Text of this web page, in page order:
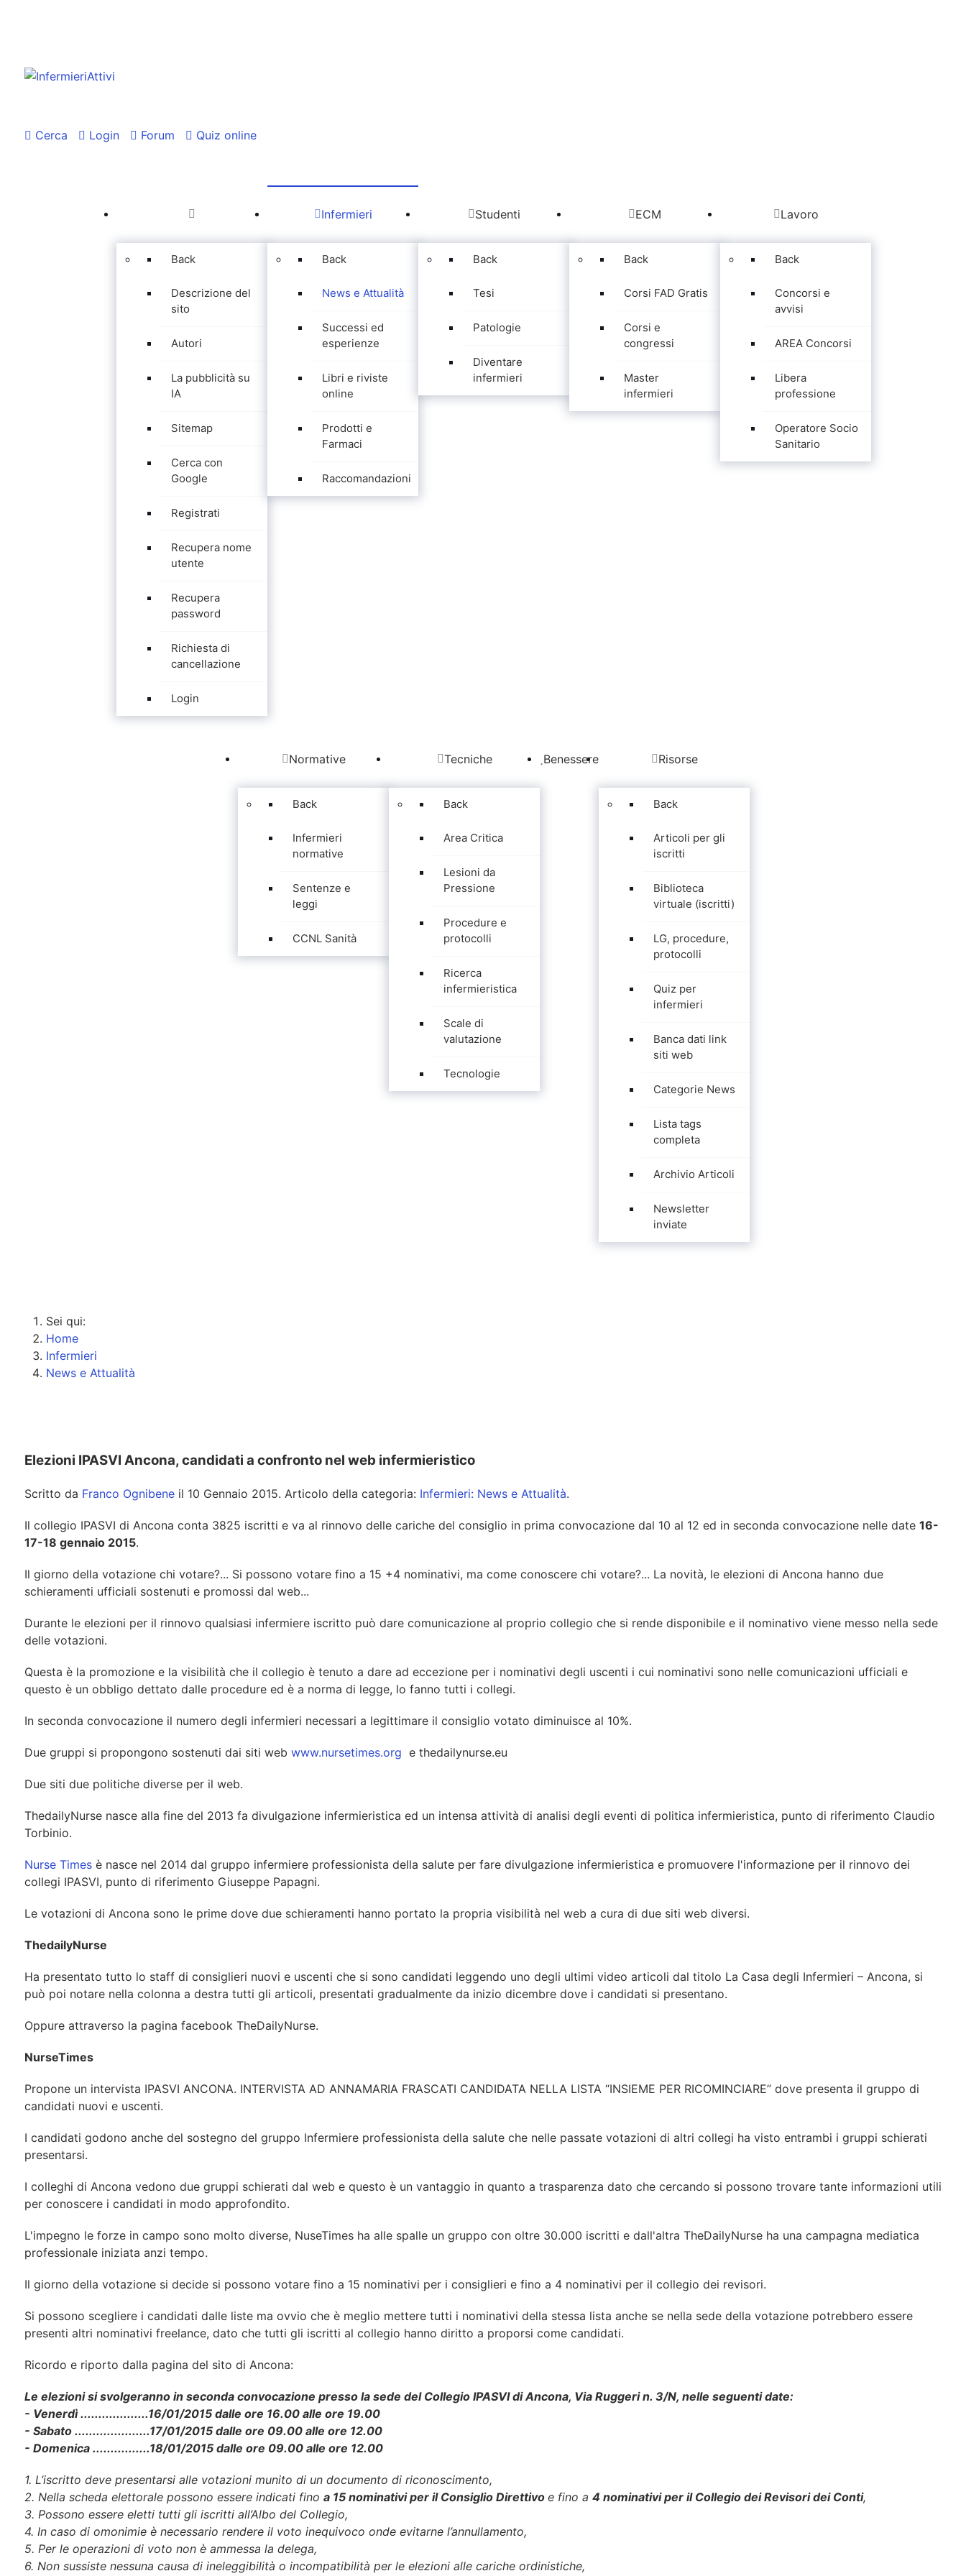
Cerca Login Forum Quiz online
Back
Descrizione del
sito
Autori
La pubblicità su
IA
Sitemap
Cerca con
Google
Registrati
Recupera nome
utente
Recupera
password
Richiesta di
cancellazione
Login
Infermieri
Back
News e Attualità
Successi ed
esperienze
Libri e riviste
online
Prodotti e
Farmaci
Raccomandazioni
Studenti
Back
Tesi
Patologie
Diventare
infermieri
ECM
Back
Corsi FAD Gratis
Corsi e
congressi
Master
infermieri
Lavoro
Back
Concorsi e
avvisi
AREA Concorsi
Libera
professione
Operatore Socio
Sanitario
Normative
Back
Infermieri
normative
Sentenze e
leggi
CCNL Sanità
Tecniche
Back
Area Critica
Lesioni da
Pressione
Procedure e
protocolli
Ricerca
infermieristica
Scale di
valutazione
Tecnologie
Benessere Risorse
Back
Articoli per gli
iscritti
Biblioteca
virtuale (iscritti)
LG, procedure,
protocolli
Quiz per
infermieri
Banca dati link
siti web
Categorie News
Lista tags
completa
Archivio Articoli
Newsletter
inviate
Sei qui:
Home
Infermieri
News e Attualità
Elezioni IPASVI Ancona, candidati a confronto nel web infermieristico
Scritto da Franco Ognibene il 10 Gennaio 2015. Articolo della categoria: Infermieri: News e Attualità.
Il collegio IPASVI di Ancona conta 3825 iscritti e va al rinnovo delle cariche del consiglio in prima convocazione dal 10 al 12 ed in seconda convocazione nelle date 16-
17-18 gennaio 2015.
Il giorno della votazione chi votare?... Si possono votare fino a 15 +4 nominativi, ma come conoscere chi votare?... La novità, le elezioni di Ancona hanno due
schieramenti ufficiali sostenuti e promossi dal web...
Durante le elezioni per il rinnovo qualsiasi infermiere iscritto può dare comunicazione al proprio collegio che si rende disponibile e il nominativo viene messo nella sede
delle votazioni.
Questa è la promozione e la visibilità che il collegio è tenuto a dare ad eccezione per i nominativi degli uscenti i cui nominativi sono nelle comunicazioni ufficiali e
questo è un obbligo dettato dalle procedure ed è a norma di legge, lo fanno tutti i collegi.
In seconda convocazione il numero degli infermieri necessari a legittimare il consiglio votato diminuisce al 10%.
Due gruppi si propongono sostenuti dai siti web www.nursetimes.org e thedailynurse.eu
Due siti due politiche diverse per il web.
ThedailyNurse nasce alla fine del 2013 fa divulgazione infermieristica ed un intensa attività di analisi degli eventi di politica infermieristica, punto di riferimento Claudio
Torbinio.
Nurse Times è nasce nel 2014 dal gruppo infermiere professionista della salute per fare divulgazione infermieristica e promuovere l'informazione per il rinnovo dei
collegi IPASVI, punto di riferimento Giuseppe Papagni.
Le votazioni di Ancona sono le prime dove due schieramenti hanno portato la propria visibilità nel web a cura di due siti web diversi.
ThedailyNurse
Ha presentato tutto lo staff di consiglieri nuovi e uscenti che si sono candidati leggendo uno degli ultimi video articoli dal titolo La Casa degli Infermieri – Ancona, si
può poi notare nella colonna a destra tutti gli articoli, presentati gradualmente da inizio dicembre dove i candidati si presentano.
Oppure attraverso la pagina facebook TheDailyNurse.
NurseTimes
Propone un intervista IPASVI ANCONA. INTERVISTA AD ANNAMARIA FRASCATI CANDIDATA NELLA LISTA “INSIEME PER RICOMINCIARE” dove presenta il gruppo di
candidati nuovi e uscenti.
I candidati godono anche del sostegno del gruppo Infermiere professionista della salute che nelle passate votazioni di altri collegi ha visto entrambi i gruppi schierati
presentarsi.
I colleghi di Ancona vedono due gruppi schierati dal web e questo è un vantaggio in quanto a trasparenza dato che cercando si possono trovare tante informazioni utili
per conoscere i candidati in modo approfondito.
L'impegno le forze in campo sono molto diverse, NuseTimes ha alle spalle un gruppo con oltre 30.000 iscritti e dall'altra TheDailyNurse ha una campagna mediatica
professionale iniziata anzi tempo.
Il giorno della votazione si decide si possono votare fino a 15 nominativi per i consiglieri e fino a 4 nominativi per il collegio dei revisori.
Si possono scegliere i candidati dalle liste ma ovvio che è meglio mettere tutti i nominativi della stessa lista anche se nella sede della votazione potrebbero essere
presenti altri nominativi freelance, dato che tutti gli iscritti al collegio hanno diritto a proporsi come candidati.
Ricordo e riporto dalla pagina del sito di Ancona:
Le elezioni si svolgeranno in seconda convocazione presso la sede del Collegio IPASVI di Ancona, Via Ruggeri n. 3/N, nelle seguenti date:
- Venerdì ...................16/01/2015 dalle ore 16.00 alle ore 19.00
- Sabato .....................17/01/2015 dalle ore 09.00 alle ore 12.00
- Domenica ................18/01/2015 dalle ore 09.00 alle ore 12.00
1. L’iscritto deve presentarsi alle votazioni munito di un documento di riconoscimento,
2. Nella scheda elettorale possono essere indicati fino a 15 nominativi per il Consiglio Direttivo e fino a 4 nominativi per il Collegio dei Revisori dei Conti,
3. Possono essere eletti tutti gli iscritti all’Albo del Collegio,
4. In caso di omonimie è necessario rendere il voto inequivoco onde evitarne l’annullamento,
5. Per le operazioni di voto non è ammessa la delega,
6. Non sussiste nessuna causa di ineleggibilità o incompatibilità per le elezioni alle cariche ordinistiche,